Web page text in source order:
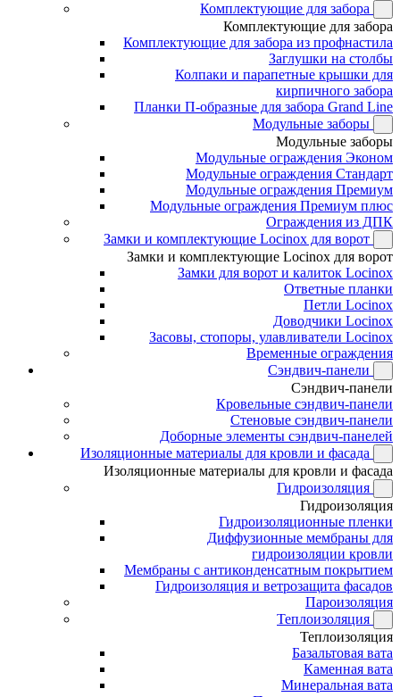
Комплектующие для забора
Комплектующие для забора
Комплектующие для забора из профнастила
Заглушки на столбы
Колпаки и парапетные крышки для
кирпичного забора
Планки П-образные для забора Grand Line
Модульные заборы
Модульные заборы
Модульные ограждения Эконом
Модульные ограждения Стандарт
Модульные ограждения Премиум
Модульные ограждения Премиум плюс
Ограждения из ДПК
Замки и комплектующие Locinox для ворот
Замки и комплектующие Locinox для ворот
Замки для ворот и калиток Locinox
Ответные планки
Петли Locinox
Доводчики Locinox
Засовы, стопоры, улавливатели Locinox
Временные ограждения
Сэндвич-панели
Сэндвич-панели
Кровельные сэндвич-панели
Стеновые сэндвич-панели
Доборные элементы сэндвич-панелей
Изоляционные материалы для кровли и фасада
Изоляционные материалы для кровли и фасада
Гидроизоляция
Гидроизоляция
Гидроизоляционные пленки
Диффузионные мембраны для
гидроизоляции кровли
Мембраны с антиконденсатным покрытием
Гидроизоляция и ветрозащита фасадов
Пароизоляция
Теплоизоляция
Теплоизоляция
Базальтовая вата
Каменная вата
Минеральная вата